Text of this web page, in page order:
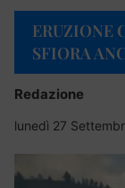
ERUZIONE
SFIORA
Redazione
lunedì 27